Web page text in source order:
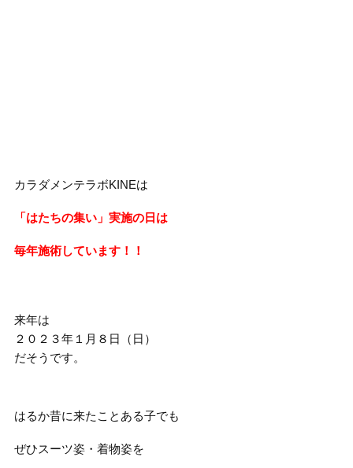
カラダメンテラボKINEは
「はたちの集い」実施の日は
毎年施術しています！！
来年は
２０２３年１月８日（日）
だそうです。
はるか昔に来たことある子でも
ぜひスーツ姿・着物姿を